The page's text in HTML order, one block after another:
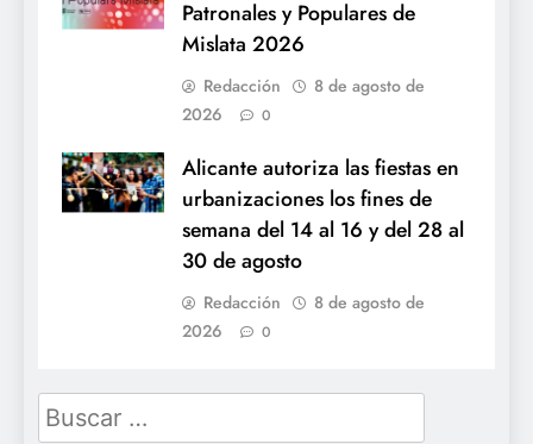
Patronales y Populares de
Mislata 2026
Redacción
8 de agosto de
2026
0
Alicante autoriza las fiestas en
urbanizaciones los fines de
semana del 14 al 16 y del 28 al
30 de agosto
Redacción
8 de agosto de
2026
0
Buscar: